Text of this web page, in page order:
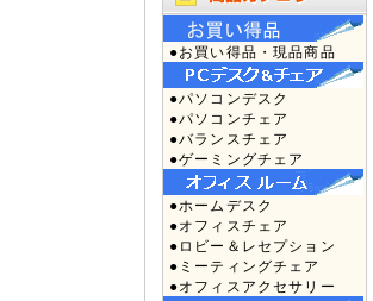
●お買い得品・現品商品
●パソコンデスク
●パソコンチェア
●バランスチェア
●ゲーミングチェア
●ホームデスク
●オフィスチェア
●ロビー＆レセプション
●ミーティングチェア
●オフィスアクセサリー